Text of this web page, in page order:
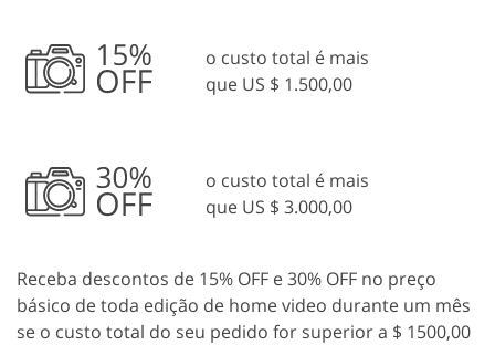
o custo total é mais
que US $ 1.500,00
o custo total é mais
que US $ 3.000,00
Receba descontos de 15% OFF e 30% OFF no preço
básico de toda edição de home video durante um mês
se o custo total do seu pedido for superior a $ 1500,00